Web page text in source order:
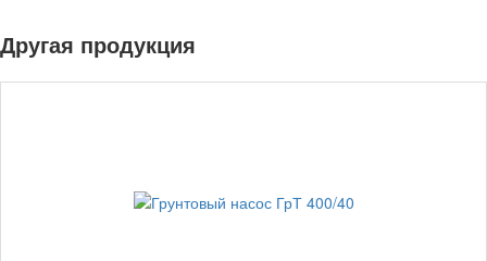
Другая продукция